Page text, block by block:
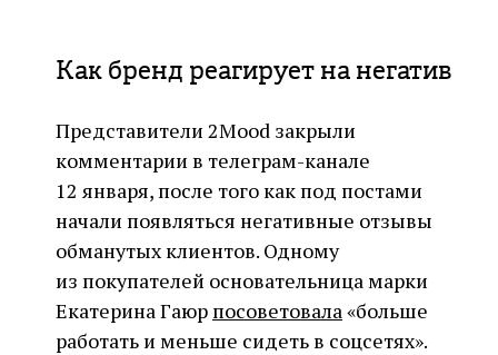
Как бренд реагирует на негатив
Представители 2Mood закрыли
комментарии в телеграм-канале
12 января, после того как под постами
начали появляться негативные отзывы
обманутых клиентов. Одному
из покупателей основательница марки
Екатерина Гаюр посоветовала«больше
работать и меньше сидеть в соцсетях».